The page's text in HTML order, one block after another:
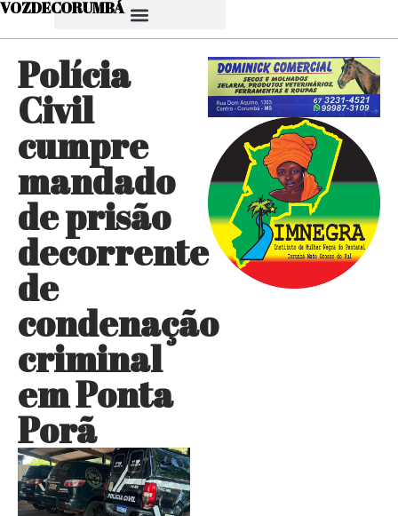
VOZDECORUMBÁ
Polícia
Civil
cumpre
mandado
de prisão
decorrente
de
condenação
criminal
em Ponta
Porã